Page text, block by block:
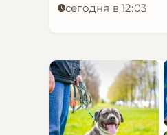
сегодня в 12:03